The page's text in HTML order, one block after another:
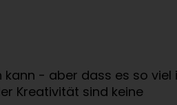
- aber dass es so viel
Kreativität sind keine